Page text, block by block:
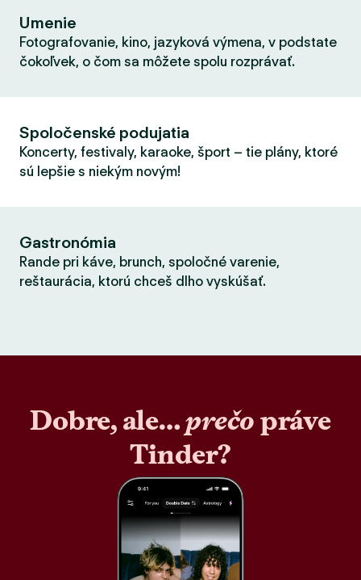
Umenie
Fotografovanie, kino, jazyková výmena, v podstate
čokoľvek, o čom sa môžete spolu rozprávať.
Spoločenské podujatia
Koncerty, festivaly, karaoke, šport – tie plány, ktoré
sú lepšie s niekým novým!
Gastronómia
Rande pri káve, brunch, spoločné varenie,
reštaurácia, ktorú chceš dlho vyskúšať.
Dobre, ale…prečopráve
Tinder?